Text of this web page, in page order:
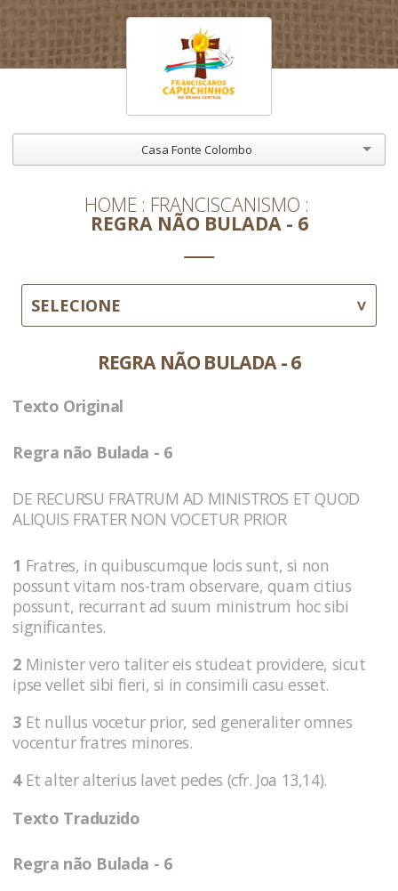
Casa Fonte Colombo
HOME FRANCISCANISMO
REGRA NÃO BULADA - 6
SELECIONE
REGRA NÃO BULADA - 6
Texto Original
Regra não Bulada - 6
DE RECURSU FRATRUM AD MINISTROS ET QUOD
ALIQUIS FRATER NON VOCETUR PRIOR
1 Fratres, in quibuscumque locis sunt, si non
possunt vitam nos-tram observare, quam citius
possunt, recurrant ad suum ministrum hoc sibi
significantes.
2 Minister vero taliter eis studeat providere, sicut
ipse vellet sibi fieri, si in consimili casu esset.
3 Et nullus vocetur prior, sed generaliter omnes
vocentur fratres minores.
4Et alter alterius lavet pedes (cfr. Joa 13,14).
Texto Traduzido
Regra não Bulada - 6